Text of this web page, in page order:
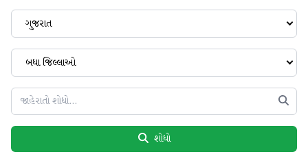
ગુજરાત
બધા જિલ્લાઓ
શોધો